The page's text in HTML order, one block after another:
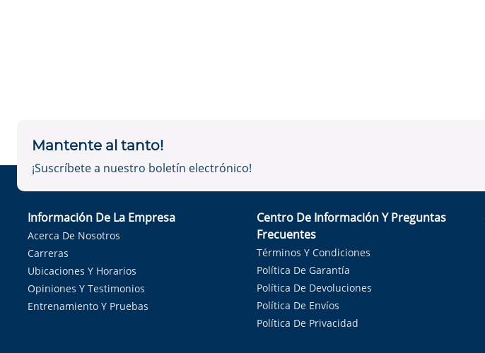
Mantente al tanto!
¡Suscríbete a nuestro boletín electrónico!
Información De La Empresa
Acerca De Nosotros
Carreras
Ubicaciones Y Horarios
Opiniones Y Testimonios
Entrenamiento Y Pruebas
Centro De Información Y Preguntas
Frecuentes
Términos Y Condiciones
Política De Garantía
Política De Devoluciones
Política De Envíos
Política De Privacidad